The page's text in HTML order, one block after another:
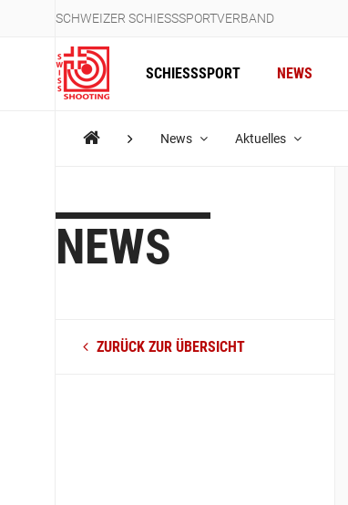
SCHWEIZER SCHIESSSPORTVERBAND
SCHIESSSPORT NEWS
News Aktuelles
NEWS
ZURÜCK ZUR ÜBERSICHT